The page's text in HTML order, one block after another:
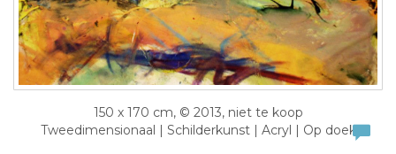
150 x 170 cm, © 2013, niet te koop
Tweedimensionaal | Schilderkunst | Acryl | Op doek